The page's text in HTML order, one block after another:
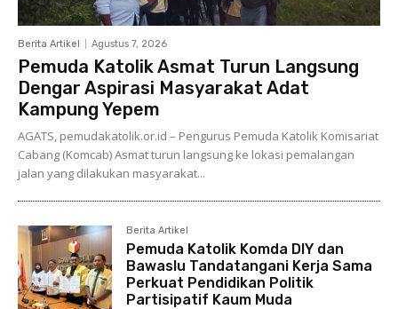
Berita Artikel Agustus 7, 2026
Pemuda Katolik Asmat Turun Langsung
Dengar Aspirasi Masyarakat Adat
Kampung Yepem
AGATS, pemudakatolik.or.id – Pengurus Pemuda Katolik Komisariat
Cabang (Komcab) Asmat turun langsung ke lokasi pemalangan
jalan yang dilakukan masyarakat...
Berita Artikel
Pemuda Katolik Komda DIY dan
Bawaslu Tandatangani Kerja Sama
Perkuat Pendidikan Politik
Partisipatif Kaum Muda